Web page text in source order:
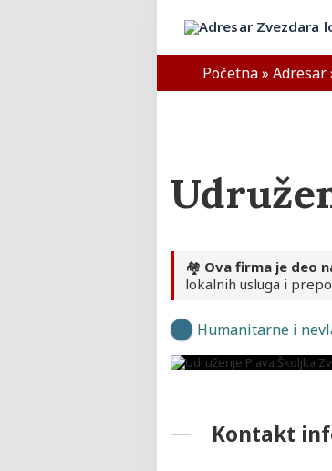
Početna» Adresar
🏘️ Ova firma je deo
lokalnih usluga i
Humanitarne i
Kontakt